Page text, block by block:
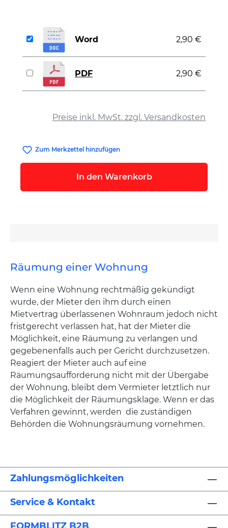
Preise inkl. MwSt. zzgl. Versandkosten
Word 2,90 €
PDF 2,90 €
Zum Merkzettel hinzufügen
In den Warenkorb
Räumung einer Wohnung
Wenn eine Wohnung rechtmäßig gekündigt
wurde, der Mieter den ihm durch einen
Mietvertrag überlassenen Wohnraum jedoch nicht
fristgerecht verlassen hat, hat der Mieter die
Möglichkeit, eine Räumung zu verlangen und
gegebenenfalls auch per Gericht durchzusetzen.
Reagiert der Mieter auch auf eine
Räumungsaufforderung nicht mit der Übergabe
der Wohnung, bleibt dem Vermieter letztlich nur
die Möglichkeit der Räumungsklage. Wenn er das
Verfahren gewinnt, werden die zuständigen
Behörden die Wohnungsräumung vornehmen.
Zahlungsmöglichkeiten
Service & Kontakt